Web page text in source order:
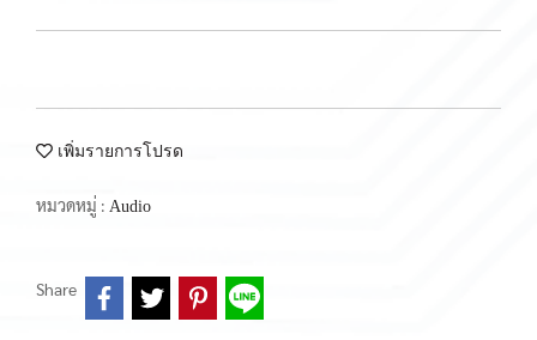
เพิ่มรายการโปรด
หมวดหมู่ : Audio
Share